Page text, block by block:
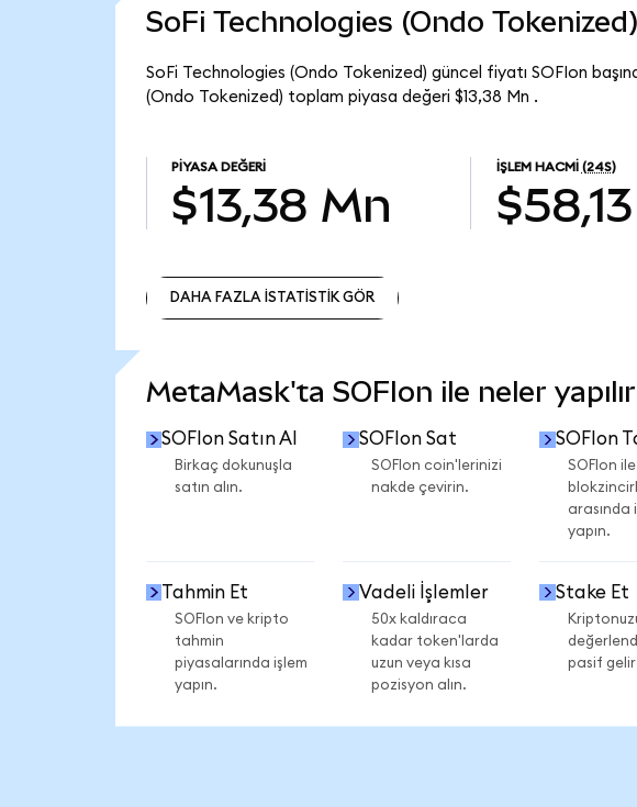
SoFi Technologies (Ondo
SoFi Technologies (Ondo Tokenized) güncel fiyatı SOFIon
(Ondo Tokenized) toplam piyasa değeri $13,38 Mn .
PIYASA DEĞERI
$13,38 Mn
İŞLEM HACMI (24S)
DAHA FAZLA İSTATİSTİK GÖR
MetaMask'ta SOFIon ile neler yapılır
SOFIon Satın Al
Birkaç dokunuşla
satın alın.
SOFIon Sat
SOFIon coin'lerinizi
nakde çevirin.
SOFIon
SOFIon ile
arasında
yapın.
Tahmin Et
SOFIon ve kripto
tahmin
piyasalarında işlem
yapın.
Vadeli İşlemler
50x kaldıraca
kadar token'larda
uzun veya kısa
pozisyon alın.
Stake Et
pasif